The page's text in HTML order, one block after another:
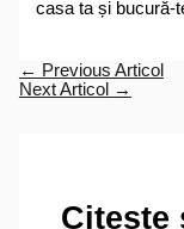
casa ta și bucură-
← Previous Articol
Next Articol
→
Citeşte